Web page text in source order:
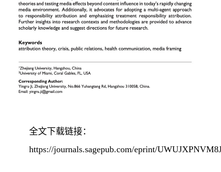
全文下载链接：
https://journals.sagepub.com/eprint/